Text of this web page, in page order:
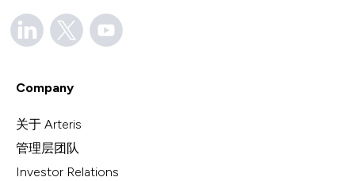
Company
关于 Arteris
管理层团队
Investor Relations